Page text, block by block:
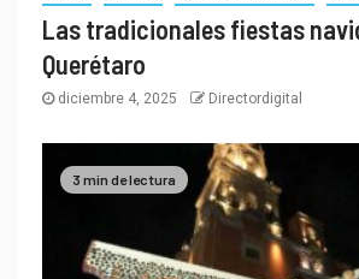
Las tradicionales fiestas
Querétaro
diciembre 4, 2025 Directordigital
3 min de lectura